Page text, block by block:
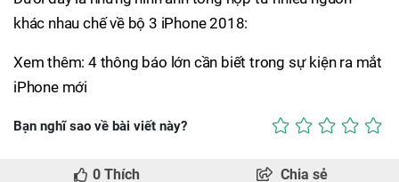
khác nhau chế về bộ 3 iPhone 2018:
Xem thêm: 4 thông báo lớn cần biết trong sự kiện ra mắt
iPhone mới
Bạn nghĩ sao về bài viết này?
0 Thích Chia sẻ